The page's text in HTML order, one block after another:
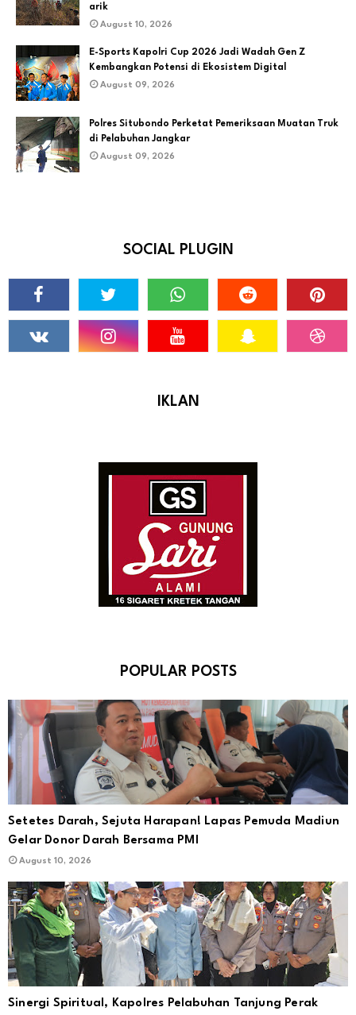
arik
August 10, 2026
E-Sports Kapolri Cup 2026 Jadi Wadah Gen Z
Kembangkan Potensi di Ekosistem Digital
August 09, 2026
Polres Situbondo Perketat Pemeriksaan Muatan Truk
di Pelabuhan Jangkar
August 09, 2026
SOCIAL PLUGIN
IKLAN
POPULAR POSTS
Setetes Darah, Sejuta Harapan! Lapas Pemuda Madiun
Gelar Donor Darah Bersama PMI
August 10, 2026
Sinergi Spiritual, Kapolres Pelabuhan Tanjung Perak